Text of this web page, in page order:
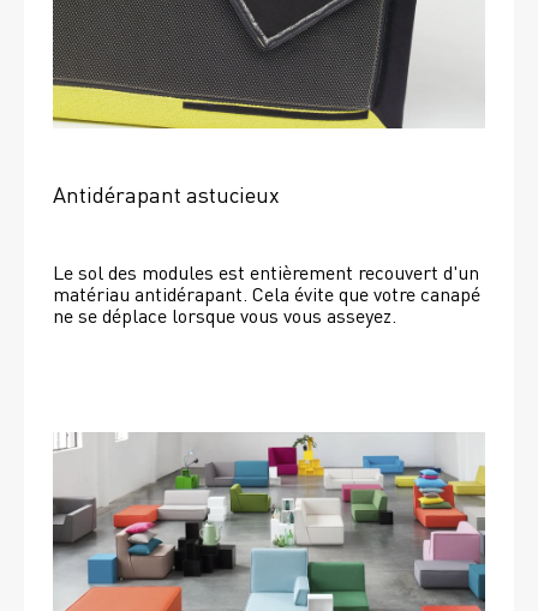
Antidérapant astucieux
Le sol des modules est entièrement recouvert d'un
matériau antidérapant. Cela évite que votre canapé
ne se déplace lorsque vous vous asseyez.